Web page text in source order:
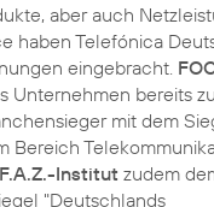
aber auch
haben Telefónica
eingebracht.
Unternehmen bereits zu
mit dem
Bereich
F.A.Z.-Institut zudem
"Deutschlands